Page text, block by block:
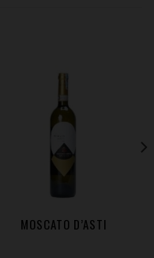
MOSCATO D’ASTI